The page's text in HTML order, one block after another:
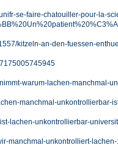
se-faire-chatouiller-pour-la-
kitzeln-an-den-fuessen-
warum-lachen-manchmal-
manchmal-unkontrollierbar-
lachen-unkontrollierbar-
manchmal-unkontrolliert-